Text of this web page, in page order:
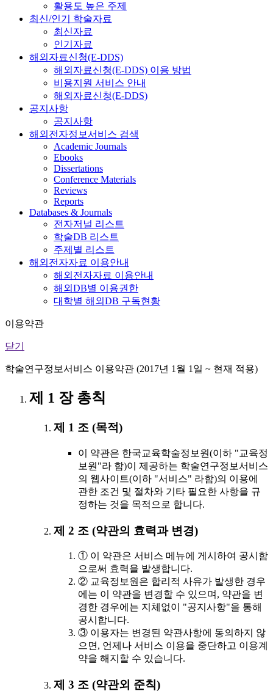
활용도 높은 주제
최신/인기 학술자료
최신자료
인기자료
해외자료신청(E-DDS)
해외자료신청(E-DDS) 이용 방법
비용지원 서비스 안내
해외자료신청(E-DDS)
공지사항
공지사항
해외전자정보서비스 검색
Academic Journals
Ebooks
Dissertations
Conference Materials
Reviews
Reports
Databases & Journals
전자저널 리스트
학술DB 리스트
주제별 리스트
해외전자자료 이용안내
해외전자자료 이용안내
해외DB별 이용권한
대학별 해외DB 구독현황
이용약관
닫기
학술연구정보서비스 이용약관 (2017년 1월 1일 ~ 현재 적용)
제 1 장 총칙
제 1 조 (목적)
이 약관은 한국교육학술정보원(이하 "교육정
보원"라 함)이 제공하는 학술연구정보서비스
의 웹사이트(이하 "서비스" 라함)의 이용에
관한 조건 및 절차와 기타 필요한 사항을 규
정하는 것을 목적으로 합니다.
제 2 조 (약관의 효력과 변경)
① 이 약관은 서비스 메뉴에 게시하여 공시함
으로써 효력을 발생합니다.
② 교육정보원은 합리적 사유가 발생한 경우
에는 이 약관을 변경할 수 있으며, 약관을 변
경한 경우에는 지체없이 "공지사항"을 통해
공시합니다.
③ 이용자는 변경된 약관사항에 동의하지 않
으면, 언제나 서비스 이용을 중단하고 이용계
약을 해지할 수 있습니다.
제 3 조 (약관외 준칙)